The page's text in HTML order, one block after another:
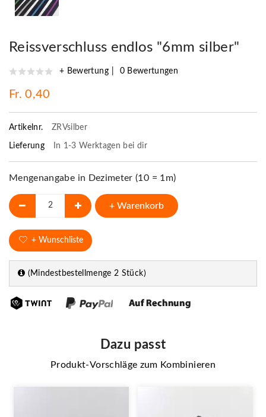
Reissverschluss endlos "6mm silber"
+ Bewertung 0 Bewertungen
Fr. 0,40
Artikelnr. ZRVsilber
Lieferung In 1-3 Werktagen bei dir
Mengenangabe in Dezimeter (10 = 1m)
+ Warenkorb
+ Wunschliste
(Mindestbestellmenge 2 Stück)
Dazu passt
Produkt-Vorschläge zum Kombinieren